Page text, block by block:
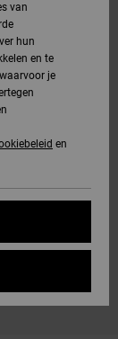
van
hun
en te
je
en